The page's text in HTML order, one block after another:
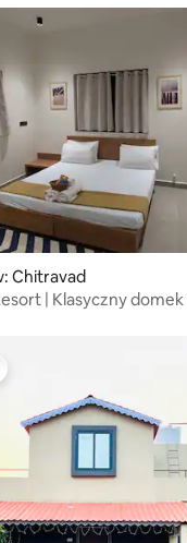
Chitravad
| Klasyczny
z kategorii Wybór gości